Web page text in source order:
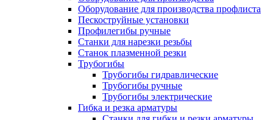
Оборудование для производства профлиста
Пескоструйные установки
Профилегибы ручные
Станки для нарезки резьбы
Станок плазменной резки
Трубогибы
Трубогибы гидравлические
Трубогибы ручные
Трубогибы электрические
Гибка и резка арматуры